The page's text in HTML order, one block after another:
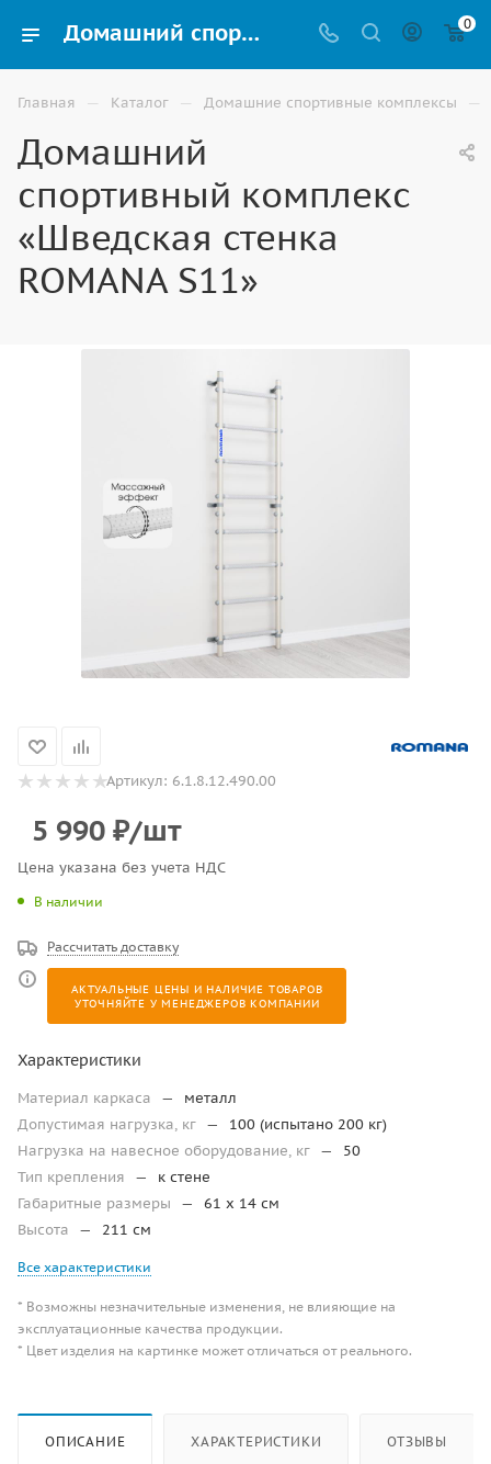
Домашний спортивный комплекс «Шведская стенка ROMANA S11» для детей купить в Волгограде 0
Главная — Каталог — Домашние спортивные комплексы —
Домашний
спортивный комплекс
«Шведская стенка
ROMANA S11»
Артикул: 6.1.8.12.490.00
5 990 ₽/шт
Цена указана без учета НДС
В наличии
Рассчитать доставку
АКТУАЛЬНЫЕ ЦЕНЫ И НАЛИЧИЕ ТОВАРОВ
УТОЧНЯЙТЕ У МЕНЕДЖЕРОВ КОМПАНИИ
Характеристики
Материал каркаса —
металл
Допустимая нагрузка, кг —
100 (испытано 200 кг)
Нагрузка на навесное оборудование, кг —
50
Тип крепления
—
к стене
Габаритные размеры
—
61 x 14 см
Высота
— 211 см
Все характеристики
* Возможны незначительные изменения, не влияющие на
эксплуатационные качества продукции.
* Цвет изделия на картинке может отличаться от реального.
ОПИСАНИЕ ХАРАКТЕРИСТИКИ ОТЗЫВЫ